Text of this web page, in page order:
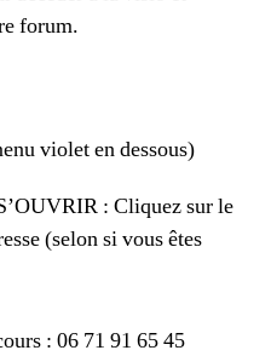
forum.
violet en dessous)
: Cliquez sur le
(selon si vous êtes
: 06 71 91 65 45